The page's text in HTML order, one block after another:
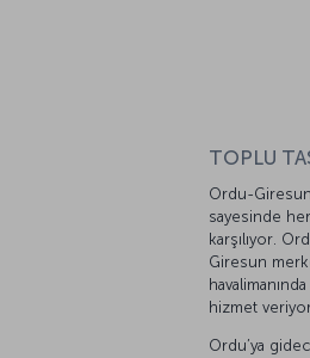
TOPLU
Ordu-Giresun
sayesinde
karşılıyor.
Giresun
hizmet
Ordu’ya